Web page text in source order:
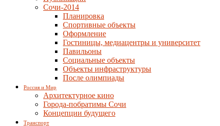
Сочи-2014
Планировка
Спортивные объекты
Оформление
Гостиницы, медиацентры и университет
Павильоны
Социальные объекты
Объекты инфраструктуры
После олимпиады
Россия и Мир
Архитектурное кино
Города-побратимы Сочи
Концепции будущего
Транспорт